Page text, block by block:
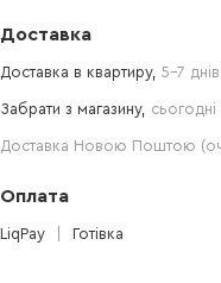
Доставка
Доставка в квартиру, 5-7 днів
Забрати з магазину,
Доставка Новою Поштою
Оплата
LiqPay Готівка